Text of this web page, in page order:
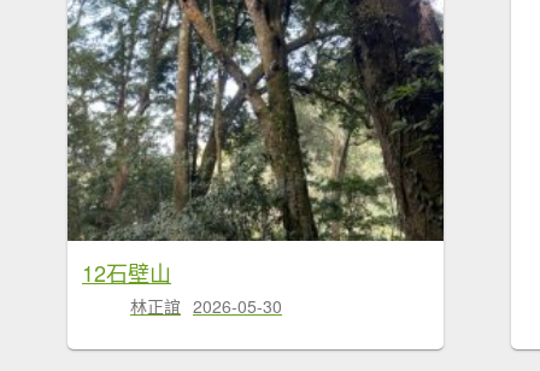
12石壁山
林正誼 2026-05-30